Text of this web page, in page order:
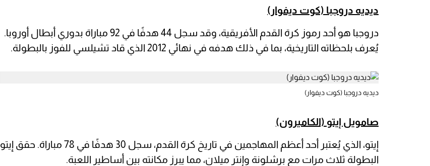
ديديه دروجبا (كوت ديفوار)
دروجبا هو أحد رموز كرة القدم الأفريقية، وقد سجل 44 هدفًا في 92 مباراة بدوري أبطال أوروبا.
يُعرف بلحظاته التاريخية، بما في ذلك هدفه في نهائي 2012 الذي قاد تشيلسي للفوز بالبطولة.
ديديه دروجبا (كوت ديفوار)
صامويل إيتو (الكاميرون)
إيتو، الذي يُعتبر أحد أعظم المهاجمين في تاريخ كرة القدم، سجل 30 هدفًا في 78 مباراة. حقق إيتو
البطولة ثلاث مرات مع برشلونة وإنتر ميلان، مما يبرز مكانته بين أساطير اللعبة.